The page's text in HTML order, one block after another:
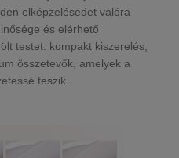
elképzelésedet valóra
és elérhető
testet: kompakt kiszerelés,
összetevők, amelyek a
teszik.